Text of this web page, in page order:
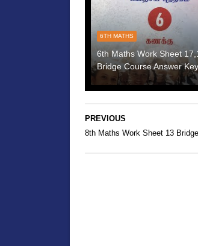
6TH MATHS
6th Maths Work Sheet
Bridge Course Answer Key
PREVIOUS
8th Maths Work Sheet 13